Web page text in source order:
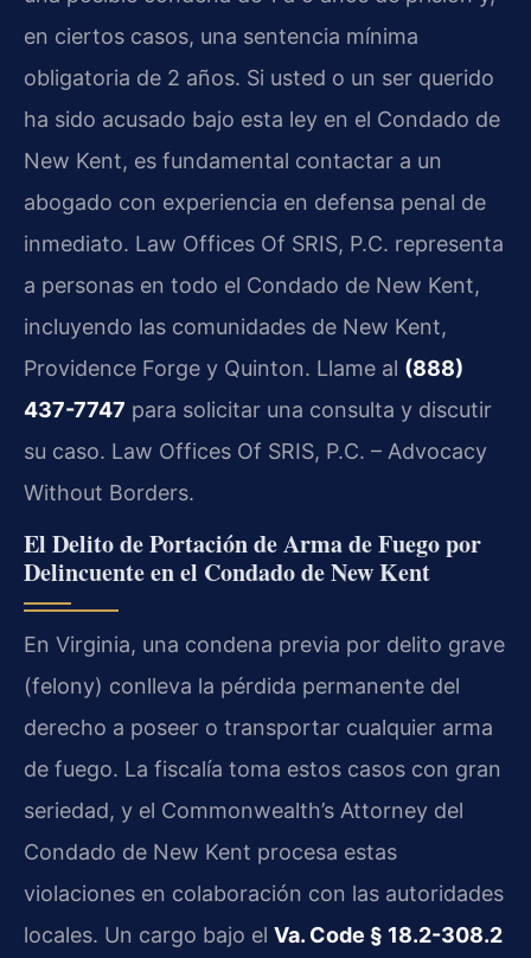
en ciertos casos, una sentencia mínima
obligatoria de 2 años. Si usted o un ser querido
ha sido acusado bajo esta ley en el Condado de
New Kent, es fundamental contactar a un
abogado con experiencia en defensa penal de
inmediato. Law Offices Of SRIS, P.C. representa
a personas en todo el Condado de New Kent,
incluyendo las comunidades de New Kent,
Providence Forge y Quinton. Llame al (888)
437-7747 para solicitar una consulta y discutir
su caso. Law Offices Of SRIS, P.C. – Advocacy
Without Borders.
El Delito de Portación de Arma de Fuego por
Delincuente en el Condado de New Kent
En Virginia, una condena previa por delito grave
(felony) conlleva la pérdida permanente del
derecho a poseer o transportar cualquier arma
de fuego. La fiscalía toma estos casos con gran
seriedad, y el Commonwealth’s Attorney del
Condado de New Kent procesa estas
violaciones en colaboración con las autoridades
locales. Un cargo bajo el Va. Code § 18.2-308.2